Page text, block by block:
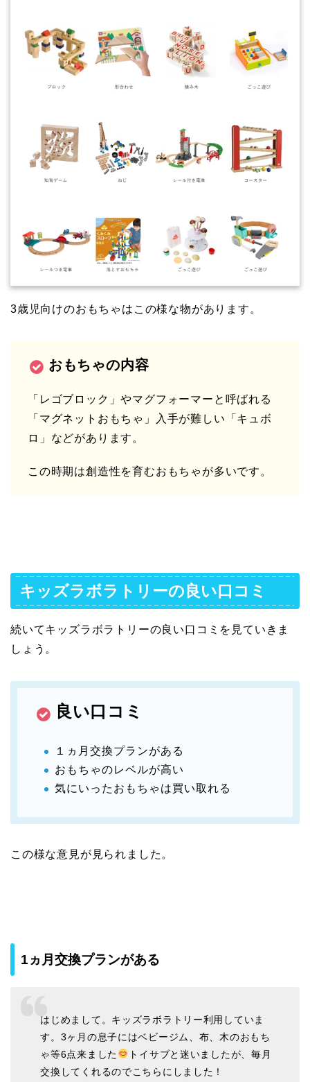
3歳児向けのおもちゃはこの様な物があります。
おもちゃの内容
「レゴブロック」やマグフォーマーと呼ばれる
「マグネットおもちゃ」入手が難しい「キュボ
ロ」などがあります。
この時期は創造性を育むおもちゃが多いです。
キッズラボラトリーの良い口コミ
続いてキッズラボラトリーの良い口コミを見ていきま
しょう。
良い口コミ
１ヵ月交換プランがある
おもちゃのレベルが高い
気にいったおもちゃは買い取れる
この様な意見が見られました。
1ヵ月交換プランがある
はじめまして。キッズラボラトリー利用していま
す。3ヶ月の息子にはベビージム、布、木のおもち
ゃ等6点来ました
トイサブと迷いましたが、毎月
交換してくれるのでこちらにしました！